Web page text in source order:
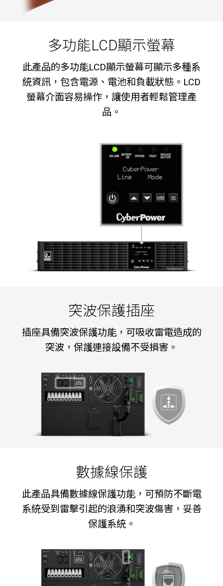
多功能LCD顯示螢幕
此產品的多功能LCD顯示螢幕可顯示多種系
統資訊，包含電源、電池和負載狀態。LCD
螢幕介面容易操作，讓使用者輕鬆管理產
品。
突波保護插座
插座具備突波保護功能，可吸收雷電造成的
突波，保護連接設備不受損害。
數據線保護
此產品具備數據線保護功能，可預防不斷電
系統受到雷擊引起的浪湧和突波傷害，妥善
保護系統。